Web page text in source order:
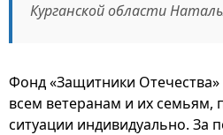
Курганской области
Фонд «Защитники
всем ветеранам и их семьям,
ситуации индивидуально.